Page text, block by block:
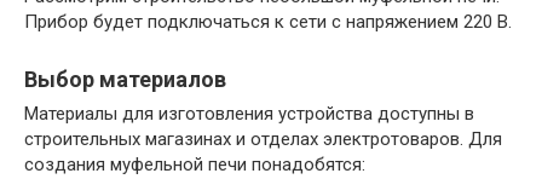
Прибор будет подключаться к сети с напряжением 220 В.
Выбор материалов
Материалы для изготовления устройства доступны в
строительных магазинах и отделах электротоваров. Для
создания муфельной печи понадобятся: